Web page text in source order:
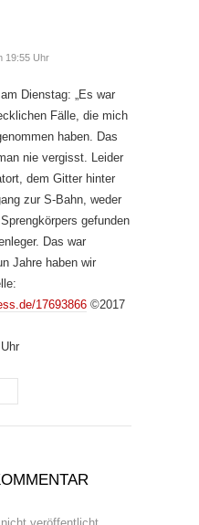
19:55 Uhr
Dienstag: „Es war
Fälle, die mich
haben. Das
nie vergisst. Leider
dem Gitter hinter
zur S-Bahn, weder
gefunden
Das war
Jahre haben wir
17693866 ©2017